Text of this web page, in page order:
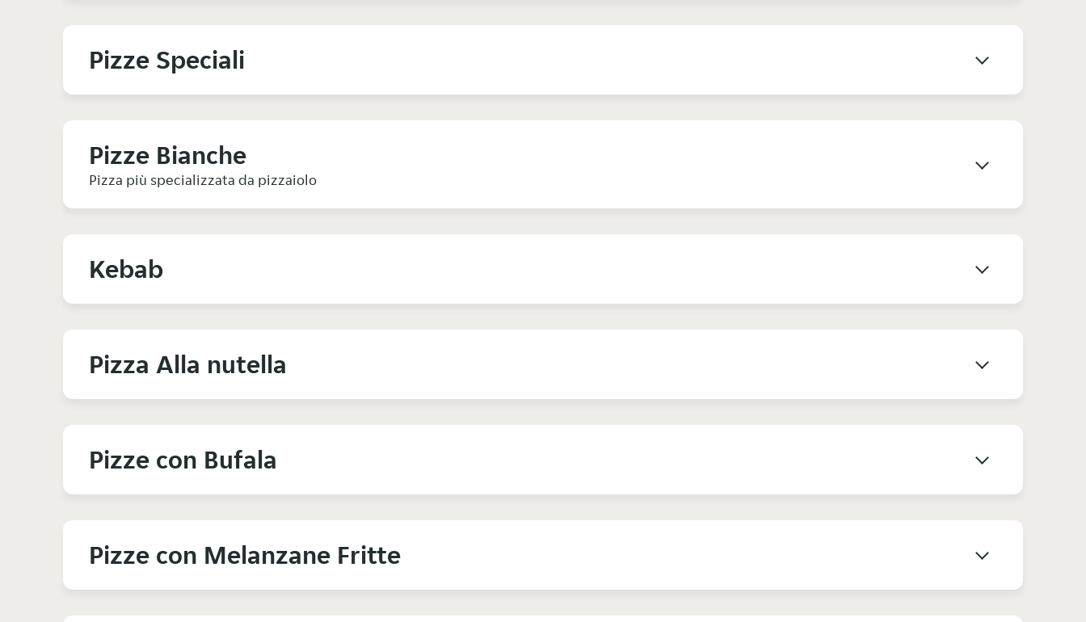
Pizze Speciali
Pizze Bianche
Pizza più specializzata da pizzaiolo
Kebab
Pizza Alla nutella
Pizze con Bufala
Pizze con Melanzane Fritte